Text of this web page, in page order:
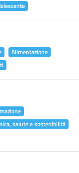
Alimentazione
salute e sostenibilità